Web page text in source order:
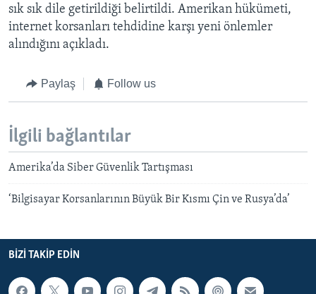
sık sık dile getirildiği belirtildi. Amerikan hükümeti,
internet korsanları tehdidine karşı yeni önlemler
alındığını açıkladı.
Paylaş Follow us
İlgili bağlantılar
Amerika’da Siber Güvenlik Tartışması
‘Bilgisayar Korsanlarının Büyük Bir Kısmı Çin ve Rusya’da’
BIZI TAKIP EDIN